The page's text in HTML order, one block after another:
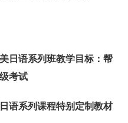
日语系列班教学目标：帮
考试
语系列课程特别定制教材